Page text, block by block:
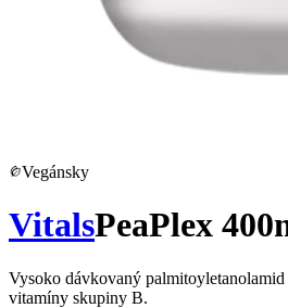
Vegánsky
VitalsPeaPlex
Vysoko dávkovaný
vitamíny skupiny B.